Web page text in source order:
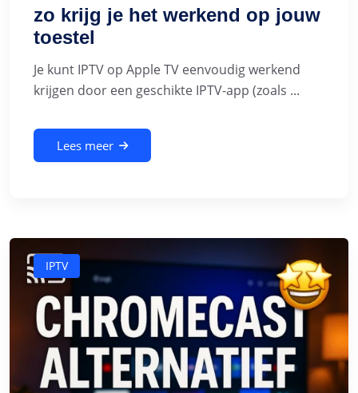
zo krijg je het werkend op jouw
toestel
Je kunt IPTV op Apple TV eenvoudig werkend
krijgen door een geschikte IPTV-app (zoals ...
Lees meer
IPTV